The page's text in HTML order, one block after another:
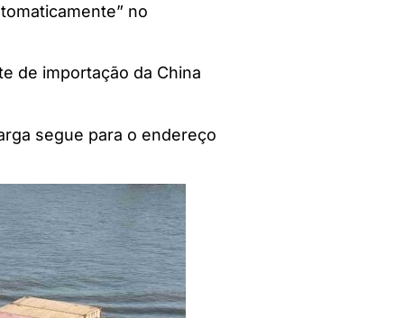
no
de importação da China
segue para o endereço